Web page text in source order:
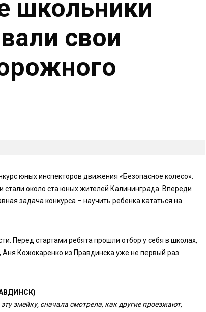
школьники
свои
юных инспекторов движения «Безопасное колесо».
стали около ста юных жителей Калининграда. Впереди
задача конкурса – научить ребенка кататься на
Перед стартами ребята прошли отбор у себя в школах,
Кожокаренко из Правдинска уже не первый раз
змейку, сначала смотрела, как другие проезжают,